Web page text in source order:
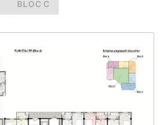
BLOC C